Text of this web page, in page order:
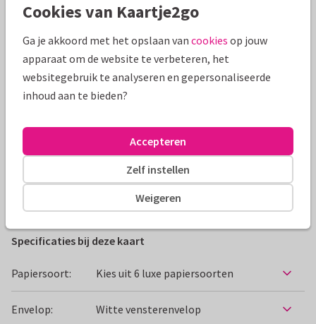
Productinformatie
Vrolijke verjaardagskaart met grappige koe in de wei. De
wens.
Alle kaarten zijn helemaal naar wens aan te passen
JopkeDesigns
Specificaties bij deze kaart
Papiersoort: Kies uit 6 luxe papiersoorten
Envelop: Witte vensterenvelop
Cookies van Kaartje2go
Ga je akkoord met het opslaan van cookies op jouw
apparaat om de website te verbeteren, het
websitegebruik te analyseren en gepersonaliseerde
inhoud aan te bieden?
Weigeren
Zelf instellen
Accepteren